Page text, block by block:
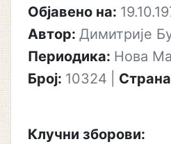
Објавено на:
Автор: Димитрије
Периодика: Нова
Број: 10324
Клучни зборови: